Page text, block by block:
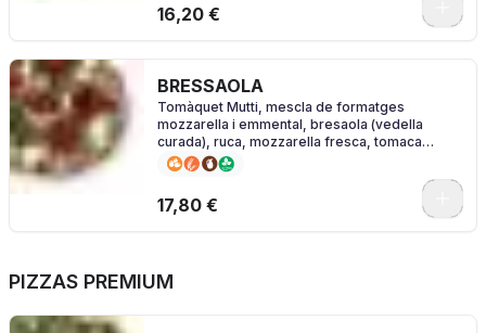
16,20 €
BRESSAOLA
Tomàquet Mutti, mescla de formatges
mozzarella i emmental, bresaola (vedella
curada), ruca, mozzarella fresca, tomaca
cherry i oli d'alfàbrega
17,80 €
PIZZAS PREMIUM